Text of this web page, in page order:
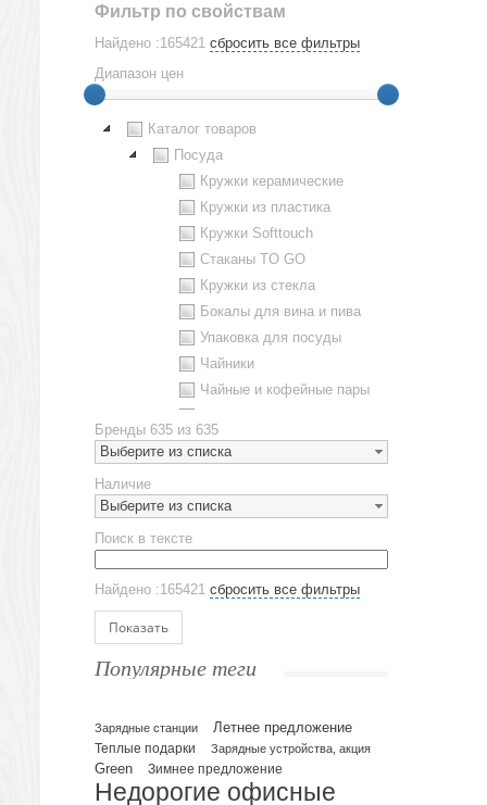
Фильтр по свойствам
Найдено :165421 сбросить все фильтры
Диапазон цен
Каталог товаров
Посуда
Кружки керамические
Кружки из пластика
Кружки Softtouch
Стаканы TO GO
Кружки из стекла
Бокалы для вина и пива
Упаковка для посуды
Чайники
Чайные и кофейные пары
Наборы посуды
Предметы сервировки
Стаканы
Эко кружки
ЕВРОПОСУДА
Аксессуары
Ежедневники и блокноты
Датированные ежедневники
Планинги и телефонные книжки
Планинги датированные
Планинги недатированные
Бренды 635 из 635
Выберите из списка
Наличие
Выберите из списка
Поиск в тексте
Найдено :165421 сбросить все фильтры
Показать
Популярные теги
Зарядные станции Летнее предложение
Теплые подарки Зарядные устройства, акция
Green Зимнее предложение
Недорогие офисные